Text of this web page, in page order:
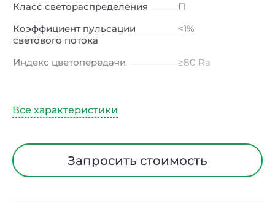
Класс светораспределения
П
Коэффициент пульсации
светового потока
<1%
Индекс цветопередачи
≥80 Ra
Угол рассеивания
Диапазон рабочих
температурЗапросить стоимость